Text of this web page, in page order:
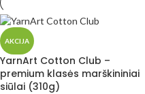
AKCIJA
YarnArt Cotton Club –
premium klasės marškininiai
siūlai (310g)